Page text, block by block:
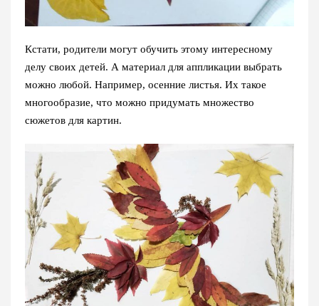
Кстати, родители могут обучить этому интересному
делу своих детей. А материал для аппликации выбрать
можно любой. Например, осенние листья. Их такое
многообразие, что можно придумать множество
сюжетов для картин.